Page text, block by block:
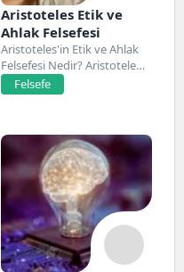
Aristoteles Etik ve
Ahlak Felsefesi
Aristoteles'in Etik ve Ahlak
Felsefesi Nedir? Aristoteles,
Antik Yunan felsefesinin...
Felsefe